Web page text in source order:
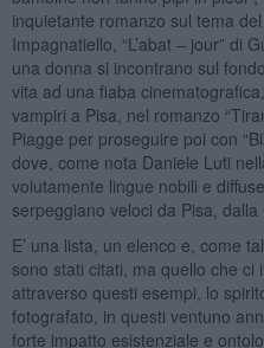
inquietante romanzo sul tema
Impagnatiello, “L’abat – jour” di
una donna si incontrano sul
vita ad una fiaba
vampiri a Pisa, nel romanzo
Piagge per proseguire poi con
dove, come nota Daniele Luti
volutamente lingue nobili e
serpeggiano veloci da Pisa, dalla
E’ una lista, un elenco e, come
sono stati citati, ma quello che ci
attraverso questi esempi, lo
fotografato, in questi ventuno
forte impatto esistenziale e